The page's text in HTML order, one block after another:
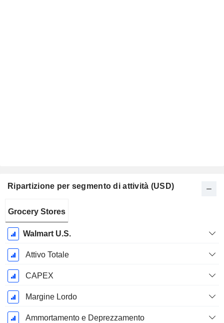
Ripartizione per segmento di attività (USD)
Fiscale:
Gennaio
Grocery Stores
Walmart U.S.
Attivo Totale
CAPEX
Margine Lordo
Ammortamento e Deprezzamento